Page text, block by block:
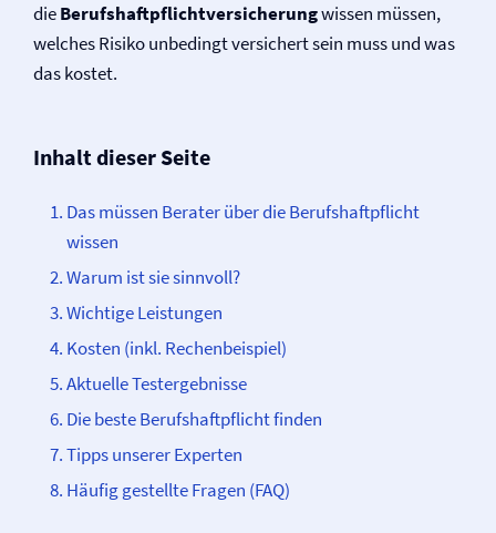
dieBerufs­haftpflicht­versicherungwissen müssen,
welches Risiko unbedingt versichert sein muss und was
das kostet.
Inhalt dieser Seite
Das müssen Berater über die Berufs­­haftpflicht
wissen
Warum ist sie sinnvoll?
Wichtige Leistungen
Kosten (inkl. Rechenbeispiel)
Aktuelle Testergebnisse
Die beste Berufs­­haftpflicht finden
Tipps unserer Experten
Häufig gestellte Fragen (FAQ)